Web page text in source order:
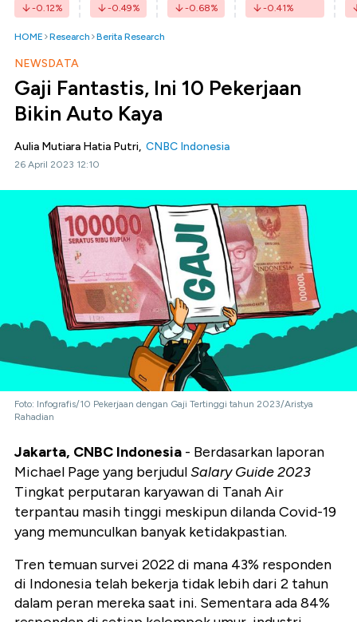
-0.12% -0.49% -0.68% -0.41%
HOME Research Berita Research
NEWSDATA
Gaji Fantastis, Ini 10 Pekerjaan
Bikin Auto Kaya
Aulia Mutiara Hatia Putri, CNBC Indonesia
26 April 2023 12:10
Foto: Infografis/10 Pekerjaan dengan Gaji Tertinggi tahun 2023/Aristya
Rahadian
Jakarta, CNBC Indonesia - Berdasarkan laporan
Michael Page yang berjudulSalary Guide 2023
Tingkat perputaran karyawan di Tanah Air
terpantau masih tinggi meskipun dilanda Covid-19
yang memunculkan banyak ketidakpastian.
Tren temuan survei 2022 di mana 43% responden
di Indonesia telah bekerja tidak lebih dari 2 tahun
dalam peran mereka saat ini. Sementara ada 84%